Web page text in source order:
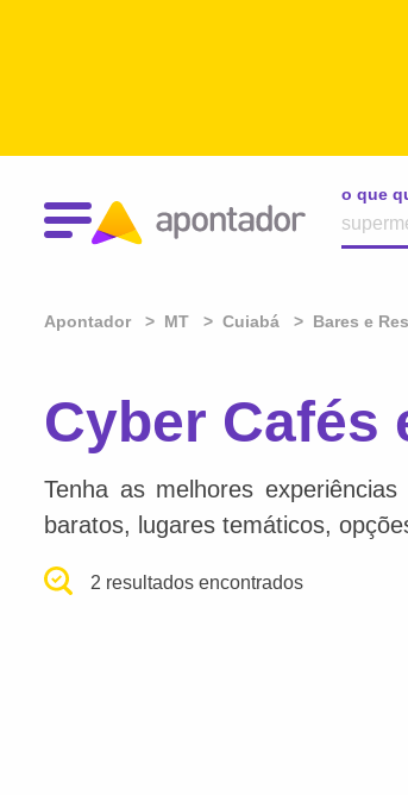
o que
Apontador MT Cuiabá Bares e
Cyber Cafés
Tenha as melhores
baratos, lugares temáticos,
2 resultados encontrados